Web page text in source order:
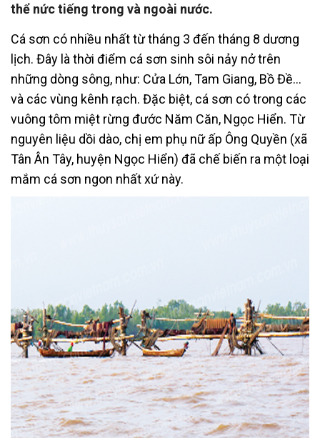
thể nức tiếng trong và ngoài nước.
Cá sơn có nhiều nhất từ tháng 3 đến tháng 8 dương
lịch. Đây là thời điểm cá sơn sinh sôi nảy nở trên
những dòng sông, như: Cửa Lớn, Tam Giang, Bồ Đề…
và các vùng kênh rạch. Đặc biệt, cá sơn có trong các
vuông tôm miệt rừng đước Năm Căn, Ngọc Hiển. Từ
nguyên liệu dồi dào, chị em phụ nữ ấp Ông Quyền (xã
Tân Ân Tây, huyện Ngọc Hiển) đã chế biến ra một loại
mắm cá sơn ngon nhất xứ này.